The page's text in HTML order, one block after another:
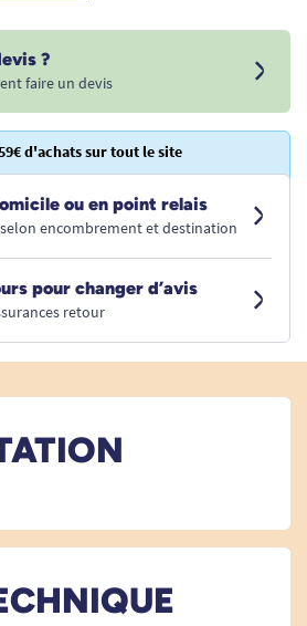
?
faire un devis
d'achats sur tout le site
ou en point relais
encombrement et destination
pour changer d’avis
retour